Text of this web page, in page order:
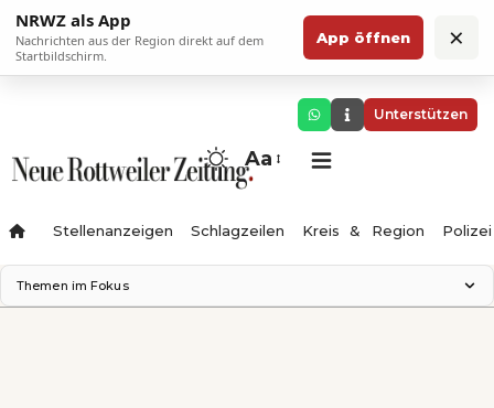
NRWZ als App
Nachrichten aus der Region direkt auf dem
Startbildschirm.
App öffnen ×
Unterstützen
Aa
Stellenanzeigen Schlagzeilen Kreis & Region Polizei
Themen im Fokus